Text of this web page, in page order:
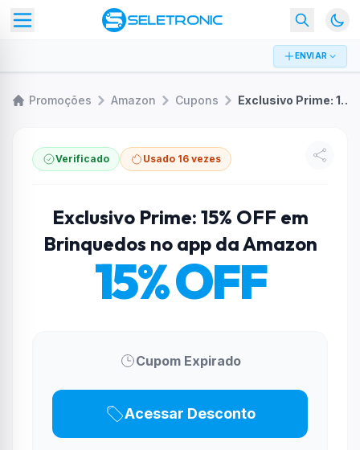
ENVIAR
Promoções Amazon Cupons Exclusivo Prime: 15% OFF em Brinquedos no app da Amazon
Verificado Usado 16 vezes
Exclusivo Prime: 15% OFF em
Brinquedos no app da Amazon
15% OFF
Cupom Expirado
Acessar Desconto